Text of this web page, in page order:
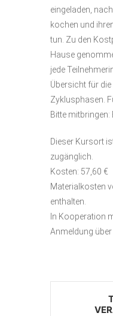
eingeladen,
kochen und
tun. Zu den
Hause
jede
Übersicht für
Zyklusphasen.
Bitte
Dieser Kursort
zugänglich.
Kosten: 57,60 €
Materialkosten
enthalten.
In Kooperation
Anmeldung